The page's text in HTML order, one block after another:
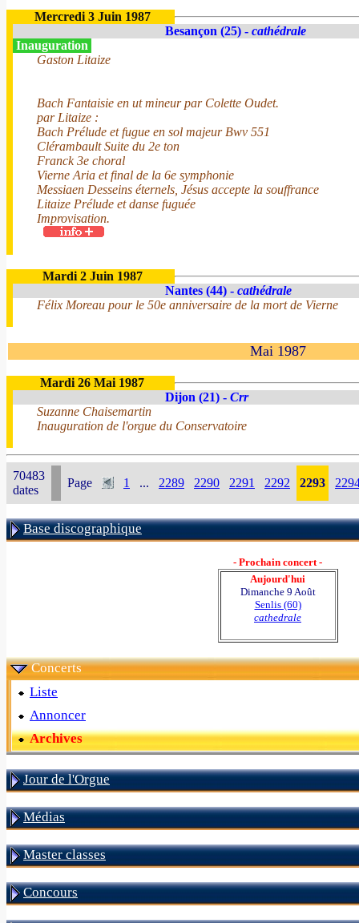
Mercredi 3 Juin 1987
Besançon (25) - cathédrale
Inauguration
Gaston Litaize
Bach Fantaisie en ut mineur par Colette Oudet.
par Litaize :
Bach Prélude et fugue en sol majeur Bwv 551
Clérambault Suite du 2e ton
Franck 3e choral
Vierne Aria et final de la 6e symphonie
Messiaen Desseins éternels, Jésus accepte la souffrance
Litaize Prélude et danse fuguée
Improvisation.
Mardi 2 Juin 1987
Nantes (44) - cathédrale
Félix Moreau pour le 50e anniversaire de la mort de Vierne
Mai 1987
Mardi 26 Mai 1987
Dijon (21) - Crr
Suzanne Chaisemartin
Inauguration de l'orgue du Conservatoire
70483
dates
Page 1 ... 2289 2290 2291 2292 2293
Base discographique
- Prochain concert -
Aujourd'hui
Dimanche 9 Août
Senlis (60)
cathedrale
Concerts
Liste
Annoncer
Archives
Jour de l'Orgue
Médias
Master classes
Concours